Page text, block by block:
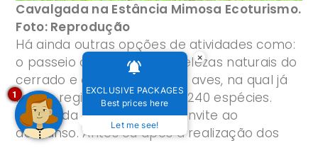
Cavalgada na Estância Mimosa Ecoturismo.
Foto: Reprodução
Há ainda outras opções de atividades como:
o passeio a cavalo pelas belezas naturais do
cerrado e a observação de aves, na qual já
foram registradas mais de 240 espécies.
A sede da fazenda é um convite ao
descanso. Antes ou após a realização dos
×
EXCLUSIVE PACKAGES
Best prices here
Let me see!
1